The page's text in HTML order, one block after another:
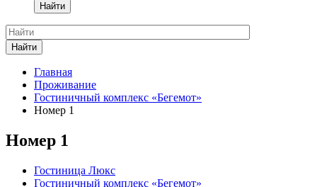
Найти
Найти
Главная
Проживание
Гостиничный комплекс «Бегемот»
Номер 1
Номер 1
Гостиница Люкс
Гостиничный комплекс «Бегемот»